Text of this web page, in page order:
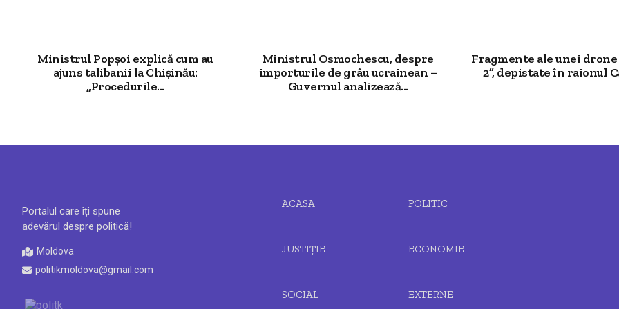
Ministrul Popșoi explică cum au
ajuns talibanii la Chișinău:
„Procedurile...
Ministrul Osmochescu, despre
importurile de grâu ucrainean –
Guvernul analizează...
Fragmente ale unei drone
2”, depistate în raionul
Portalul care îți spune
adevărul despre politică!
Moldova
politikmoldova@gmail.com
ACASA POLITIC
JUSTIȚIE ECONOMIE
SOCIAL EXTERNE